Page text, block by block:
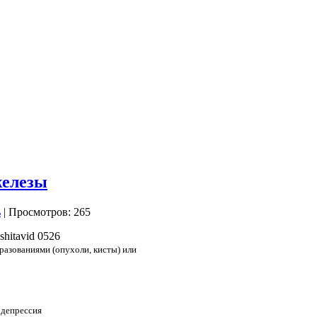
| Просмотров: 265
(опухоли, кисты) или